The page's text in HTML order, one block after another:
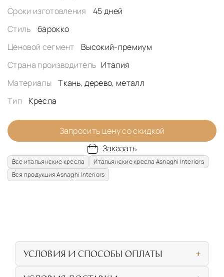
Сроки изготовления
45 дней
Стиль
барокко
Ценовой сегмент
Высокий-премиум
Страна производитель Италия
Материалы
Ткань, дерево, металл
Тип
Кресла
Запросить цену со скидкой
Заказать
Все итальянские кресла
Итальянские кресла Asnaghi Interiors
Вся продукция Asnaghi Interiors
УСЛОВИЯ И СПОСОБЫ ОПЛАТЫ